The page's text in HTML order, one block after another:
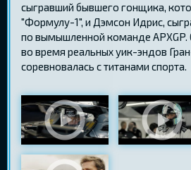
сыгравший бывшего гонщика,
"Формулу-1", и Дэмсон Идрис,
по вымышленной команде
во время реальных уик-эндов
соревновалась с титанами спорта.